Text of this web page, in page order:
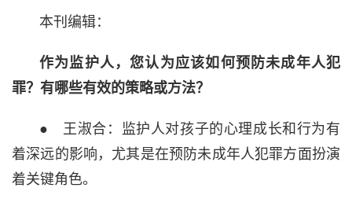
本刊编辑：
作为监护人，您认为应该如何预防未成年人犯
罪？有哪些有效的策略或方法？
● 王淑合：监护人对孩子的心理成长和行为有
着深远的影响，尤其是在预防未成年人犯罪方面扮演
着关键角色。